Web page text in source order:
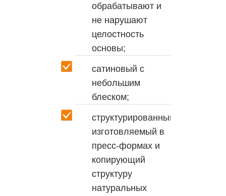
обрабатывают и
не нарушают
целостность
основы;
сатиновый с
небольшим
блеском;
структурированный
изготовляемый в
пресс-формах и
копирующий
структуру
натуральных